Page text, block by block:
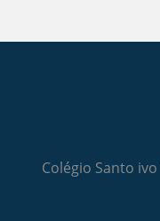
Colégio Santo ivo